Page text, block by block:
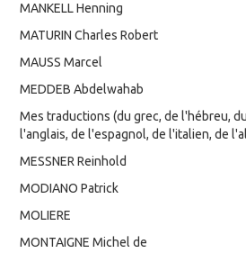
MANKELL Henning
MATURIN Charles Robert
MAUSS Marcel
MEDDEB Abdelwahab
Mes traductions (du grec, de l'hébreu,
l'anglais, de l'espagnol, de l'italien, de
MESSNER Reinhold
MODIANO Patrick
MOLIERE
MONTAIGNE Michel de